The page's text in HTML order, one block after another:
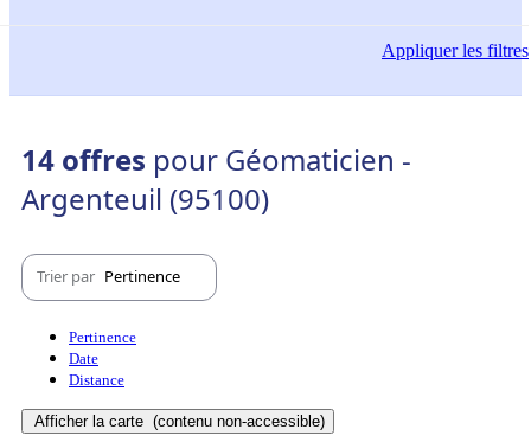
Appliquerles filtres
14 offres pour Géomaticien -
Argenteuil (95100)
Trier par Pertinence
Pertinence
Date
Distance
Afficher la carte (contenu non-accessible)